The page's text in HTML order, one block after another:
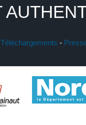
Téléchargements -